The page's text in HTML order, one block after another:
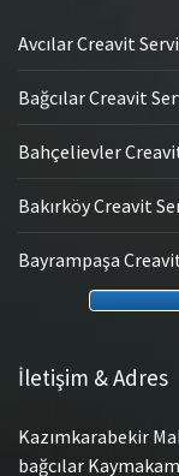
Avcılar Creavit
Bağcılar Creavit
Bahçelievler
Bakırköy Creavit
Bayrampaşa
İletişim & Adres
Kazımkarabekir
bağcılar